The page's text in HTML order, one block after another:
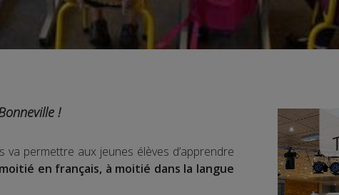
!
permettre aux jeunes élèves d’apprendre
en français, à moitié dans la langue